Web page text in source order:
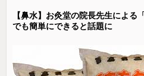
【鼻水】お灸堂の院長先生による
でも簡単にできると話題に